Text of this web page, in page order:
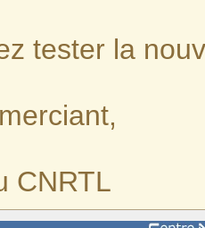
tester la
CNRTL